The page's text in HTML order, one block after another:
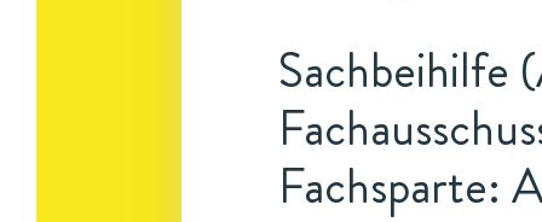
Sachbeihilfe
Fachsparte: